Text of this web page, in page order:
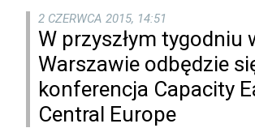
2 CZERWCA 2015, 14:51
W przyszłym tygodniu
Warszawie odbędzie
konferencja Capacity
Central Europe